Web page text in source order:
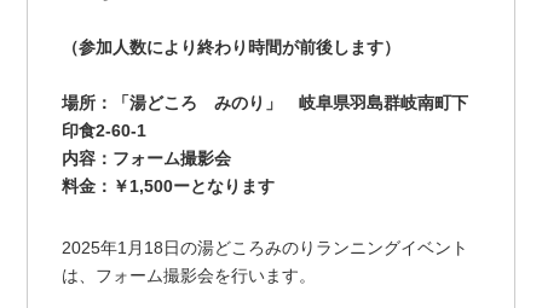
（参加人数により終わり時間が前後します）
場所：「湯どころ みのり」 岐阜県羽島群岐南町下
印食2-60-1
内容：フォーム撮影会
料金：￥1,500ーとなります
2025年1月18日の湯どころみのりランニングイベント
は、フォーム撮影会を行います。